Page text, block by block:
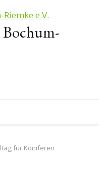
Bochum-
für Koniferen